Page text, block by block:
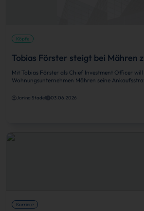
Köpfe
Tobias Förster steigt bei Mähren
Mit Tobias Förster als Chief Investment Officer will
Wohnungsunternehmen Mähren seine
Janina Stadel 03.06.2026
Karriere